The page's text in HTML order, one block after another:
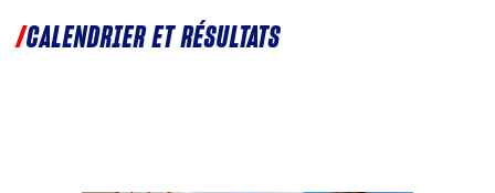
CALENDRIER ET RÉSULTATS